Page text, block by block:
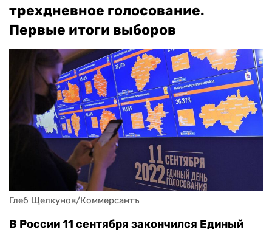
трехдневное голосование.
Первые итоги выборов
Глеб Щелкунов/Коммерсантъ
В России 11 сентября закончился Единый